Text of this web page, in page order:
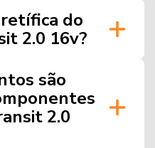
do
2.0 16v?
são
2.0